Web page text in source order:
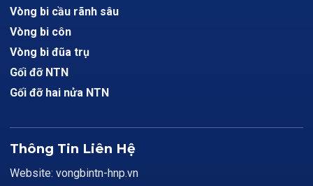
Vòng bi cầu rãnh sâu
Vòng bi côn
Vòng bi đũa trụ
Gối đỡ NTN
Gối đỡ hai nửa NTN
Thông Tin Liên Hệ
Website: vongbintn-hnp.vn